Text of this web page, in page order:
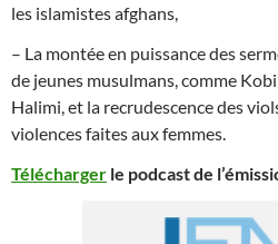
les islamistes afghans,
– La montée en puissance des
de jeunes musulmans, comme
Halimi, et la recrudescence des
violences faites aux femmes.
Télécharger le podcast de